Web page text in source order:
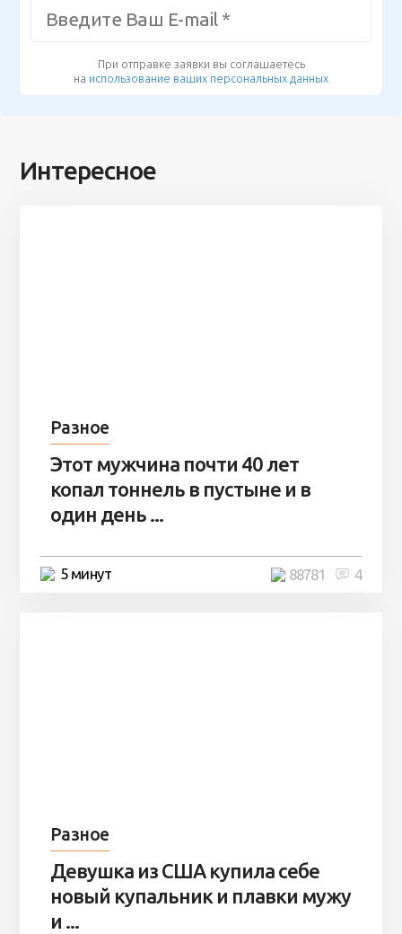
При отправке заявки вы соглашаетесь
на использование ваших персональных данных
Интересное
Разное
Этот мужчина почти 40 лет
копал тоннель в пустыне и в
один день ...
5 минут 4
88781
Разное
Девушка из США купила себе
новый купальник и плавки мужу
и ...